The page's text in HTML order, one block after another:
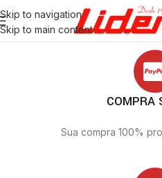
Skip to navigation
Skip to main content
COMPRA
Sua compra 100%